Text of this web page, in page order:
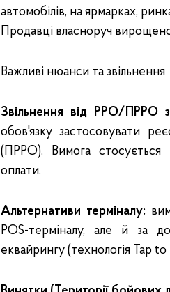
автомобілів, на ярмарках,
Продавці власноруч
Важливі нюанси та звільнення
Звільнення від РРО/ПРРО
обов'язку застосовувати
(ПРРО). Вимога стосується
оплати.
Альтернативи терміналу:
POS-терміналу, але й за
еквайрингу (технологія Tap